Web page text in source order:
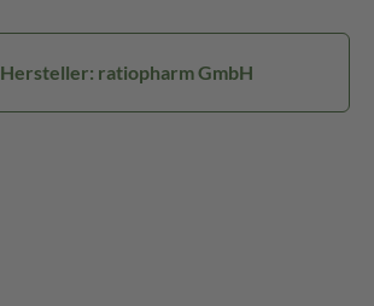
Hersteller: ratiopharm GmbH